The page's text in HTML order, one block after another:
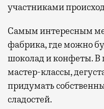
участниками
Самым интересным
фабрика, где можно
шоколад и конфеты. В
мастер-классы,
придумать
сладостей.